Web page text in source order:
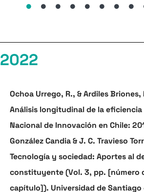
2022
Ochoa Urrego, R., & Ardiles
Análisis longitudinal de la eficiencia
Nacional de Innovación en Chile:
González Candia & J. C. Travieso
Tecnología y sociedad: Aportes al
constituyente(Vol. 3, pp. [número
capítulo]). Universidad de Santiago